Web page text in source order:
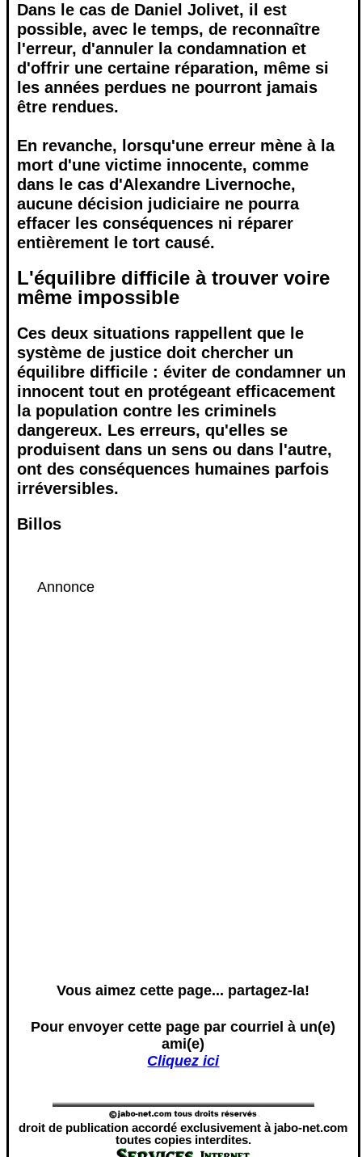
Dans le cas de Daniel Jolivet, il est
possible, avec le temps, de reconnaître
l'erreur, d'annuler la condamnation et
d'offrir une certaine réparation, même si
les années perdues ne pourront jamais
être rendues.
En revanche, lorsqu'une erreur mène à la
mort d'une victime innocente, comme
dans le cas d'Alexandre Livernoche,
aucune décision judiciaire ne pourra
effacer les conséquences ni réparer
entièrement le tort causé.
L'équilibre difficile à trouver voire
même impossible
Ces deux situations rappellent que le
système de justice doit chercher un
équilibre difficile : éviter de condamner un
innocent tout en protégeant efficacement
la population contre les criminels
dangereux. Les erreurs, qu'elles se
produisent dans un sens ou dans l'autre,
ont des conséquences humaines parfois
irréversibles.
Billos
Annonce
Vous aimez cette page... partagez-la!
Pour envoyer cette page par courriel à un(e)
ami(e)
Cliquez ici
droit de publication accordé exclusivement à jabo-net.com
toutes copies interdites.